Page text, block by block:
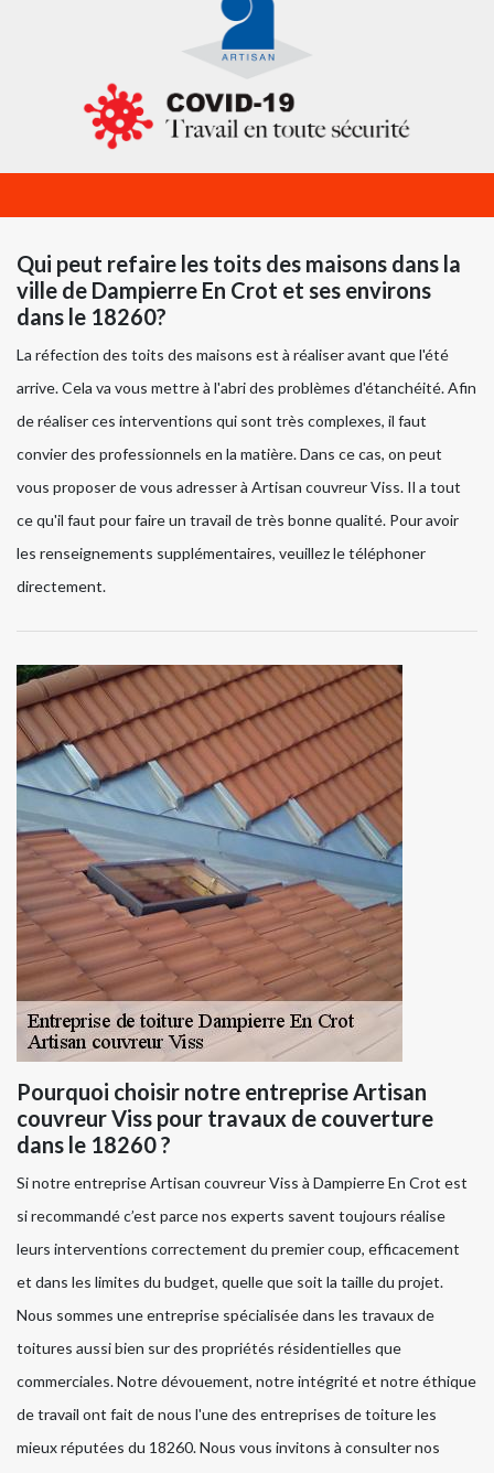
Qui peut refaire les toits des maisons dans la
ville de Dampierre En Crot et ses environs
dans le 18260?
La réfection des toits des maisons est à réaliser avant que l'été
arrive. Cela va vous mettre à l'abri des problèmes d'étanchéité. Afin
de réaliser ces interventions qui sont très complexes, il faut
convier des professionnels en la matière. Dans ce cas, on peut
vous proposer de vous adresser à Artisan couvreur Viss. Il a tout
ce qu'il faut pour faire un travail de très bonne qualité. Pour avoir
les renseignements supplémentaires, veuillez le téléphoner
directement.
Pourquoi choisir notre entreprise Artisan
couvreur Viss pour travaux de couverture
dans le 18260 ?
Si notre entreprise Artisan couvreur Viss à Dampierre En Crot est
si recommandé c’est parce nos experts savent toujours réalise
leurs interventions correctement du premier coup, efficacement
et dans les limites du budget, quelle que soit la taille du projet.
Nous sommes une entreprise spécialisée dans les travaux de
toitures aussi bien sur des propriétés résidentielles que
commerciales. Notre dévouement, notre intégrité et notre éthique
de travail ont fait de nous l'une des entreprises de toiture les
mieux réputées du 18260. Nous vous invitons à consulter nos